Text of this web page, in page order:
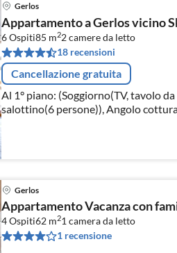
Gerlos
Appartamento a Gerlos vicino
6 Ospiti85 m22camere da letto
18 recensioni
Cancellazione gratuita
Al 1° piano: (Soggiorno(TV, tavolo
salottino(6 persone)), Angolo
cucina(ceramica)
Gerlos
Appartamento Vacanza con
4 Ospiti62 m21 camera da letto
1 recensione